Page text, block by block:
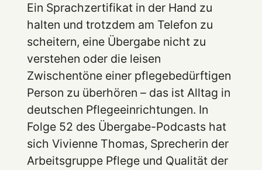
Ein Sprachzertifikat in der Hand zu
halten und trotzdem am Telefon zu
scheitern, eine Übergabe nicht zu
verstehen oder die leisen
Zwischentöne einer pflegebedürftigen
Person zu überhören – das ist Alltag in
deutschen Pflegeeinrichtungen. In
Folge 52 des Übergabe-Podcasts hat
sich Vivienne Thomas, Sprecherin der
Arbeitsgruppe Pflege und Qualität der